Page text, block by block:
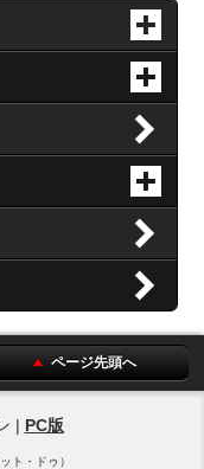
ページ先頭へ
| PC版
ト・ドゥ）